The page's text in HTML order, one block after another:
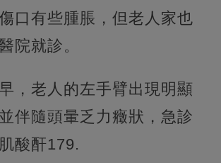
口有些腫脹，但老人家也
院就診。
，老人的左手臂出現明顯
伴隨頭暈乏力癥狀，急診
酸酐179.